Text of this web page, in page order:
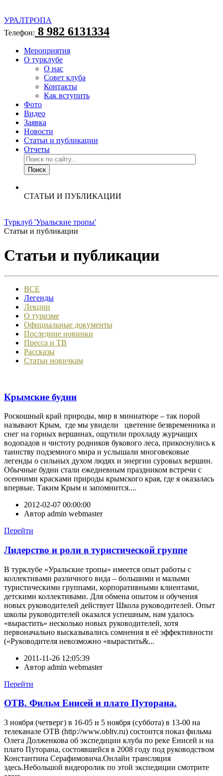
УРАЛТРОПА
Телефон: 8 982 6131334
Мероприятия
О турклубе
О нас
Совет клуба
Контакты
Как вступить
Фото
Видео
Заявка
Новости
Статьи и публикации
Отчеты
СТАТЬИ И ПУБЛИКАЦИИ
Турклуб 'Уральские тропы'
Статьи и публикации
Статьи и публикации
ВСЕ
Легенды
Лекции
О туризме
Официальные документы
Последние новинки
Пресса и ТВ
Рассказы
Статьи новичкам
Крымские будни
Роскошный край природы, мир в миниатюре – так порой
называют Крым, где мы увидели цветение безвременника и
снег на горных вершинах, ощутили прохладу журчащих
водопадов и чистоту родников букового леса, прикоснулись к
таинству подземного мира и услышали многовековые
легенды о сильных духом людях и энергии суровых вершин.
Обычные будни стали ежедневным праздником встречи с
осенними красками природы крымского края, где я оказалась
впервые. Таким Крым и запомнится....
2012-02-07 00:00:00
Автор admin webmaster
Перейти
Лидерство и роли в туристической группе
В турклубе «Уральские тропы» имеется опыт работы с
коллективами различного вида – большими и малыми
туристическими группами, корпоративными клиентами,
детскими коллективами. Для обмена опытом и обучения
новых руководителей действует Школа руководителей. Опыт
школы руководителей оказался успешным, нам удалось
«вырастить» несколько новых руководителей, хотя
первоначально высказывались сомнения в её эффективности
(«Руководителя невозможно «вырастить&...
2011-11-26 12:05:39
Автор admin webmaster
Перейти
ОТВ. Фильм Енисей и плато Путорана.
3 ноября (четверг) в 16-05 и 5 ноября (суббота) в 13-00 на
телеканале ОТВ (http://www.obltv.ru) состоится показ фильма
Олега Долженкова об экспедиции клуба по реке Енисей и на
плато Путорана, состоявшейся в 2008 году под руководством
Константина Серафимовича.Онлайн трансляция
здесь.Небольшой видеоролик по этой экспедиции смотрите